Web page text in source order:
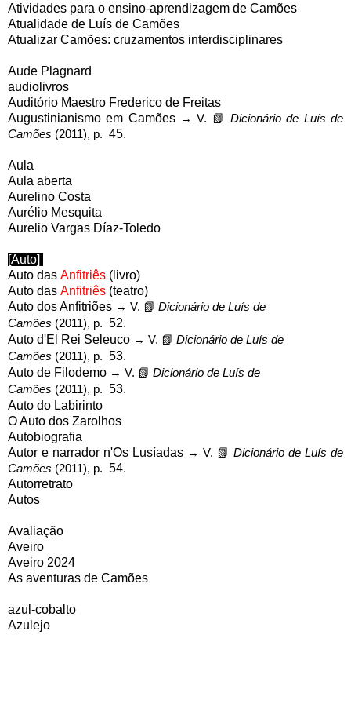
Atividades para o ensino-aprendizagem de Camões
Atualidade de Luís de Camões
Atualizar Camões: cruzamentos interdisciplinares
Aude Plagnard
audiolivros
Auditório Maestro Frederico de Freitas
Augustinianismo em Camões → V. 📗Dicionário de Luís de
Camões (2011), p. 45.
Aula
Aula aberta
Aurelino Costa
Aurélio Mesquita
Aurelio Vargas Díaz-Toledo
[Auto]
Auto das Anfitriês (livro)
Auto das Anfitriês (teatro)
Auto dos Anfitriões → V. 📗 Dicionário de Luís de
Camões (2011), p. 52.
Auto d'El Rei Seleuco → V. 📗 Dicionário de Luís de
Camões (2011), p. 53.
Auto de Filodemo → V. 📗 Dicionário de Luís de
Camões (2011), p. 53.
Auto do Labirinto
O Auto dos Zarolhos
Autobiografia
Autor e narrador n'Os Lusíadas → V. 📗 Dicionário de Luís de
Camões (2011), p. 54.
Autorretrato
Autos
Avaliação
Aveiro
Aveiro 2024
As aventuras de Camões
azul-cobalto
Azulejo